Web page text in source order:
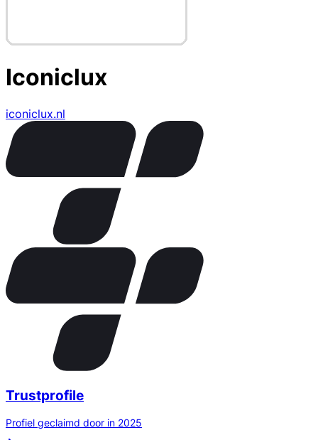
Iconiclux
iconiclux.nl
Trustprofile
Profiel geclaimd door in 2025